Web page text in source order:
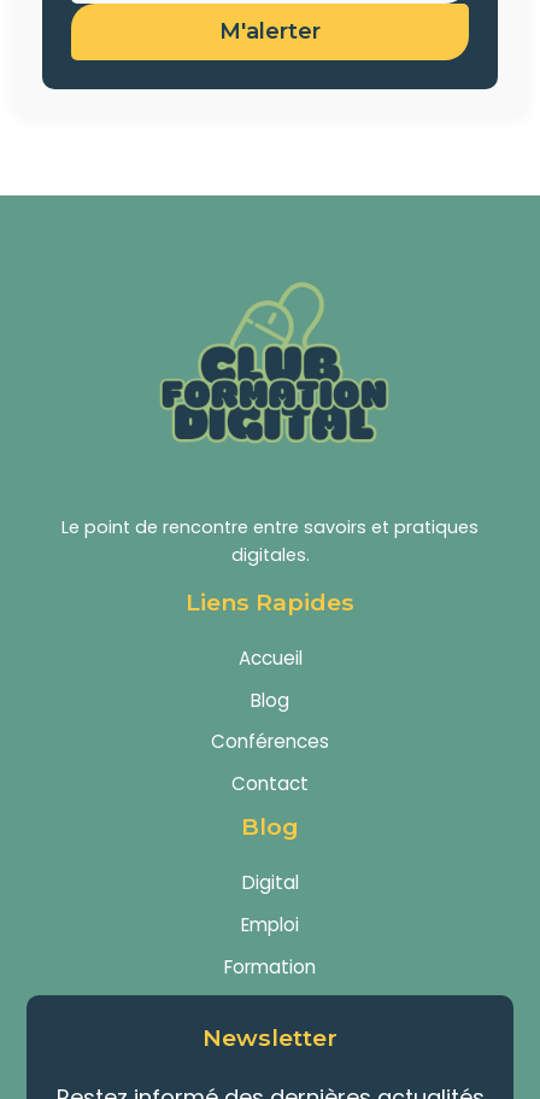
M'alerter
Le point de rencontre entre savoirs et pratiques
digitales.
Liens Rapides
Accueil
Blog
Conférences
Contact
Blog
Digital
Emploi
Formation
Newsletter